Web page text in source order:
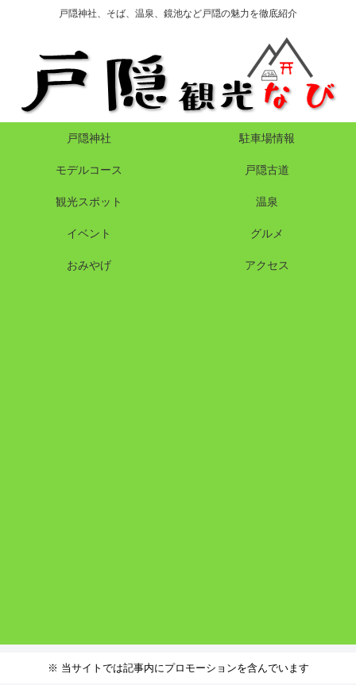
戸隠神社、そば、温泉、鏡池など戸隠の魅力を徹底紹介
戸隠神社 駐車場情報
モデルコース 戸隠古道
観光スポット 温泉
イベント グルメ
おみやげ アクセス
※ 当サイトでは記事内にプロモーションを含んでいます